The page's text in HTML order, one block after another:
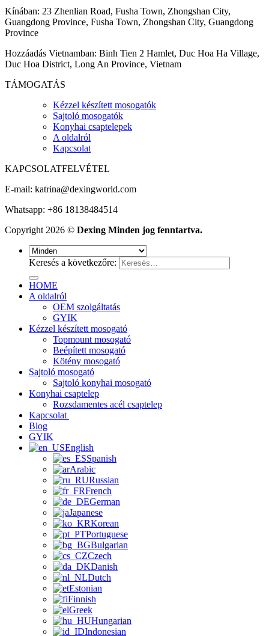
Kínában: 23 Zhenlian Road, Fusha Town, Zhongshan City,
Guangdong Province, Fusha Town, Zhongshan City, Guangdong
Province
Hozzáadás Vietnamban: Binh Tien 2 Hamlet, Duc Hoa Ha Village,
Duc Hoa District, Long An Province, Vietnam
TÁMOGATÁS
Kézzel készített mosogatók
Sajtoló mosogatók
Konyhai csaptelepek
A oldalról
Kapcsolat
KAPCSOLATFELVÉTEL
E-mail: katrina@dexingworld.com
Whatsapp: +86 18138484514
Copyright 2026 © Dexing Minden jog fenntartva.
Keresés a következőre:
HOME
A oldalról
OEM szolgáltatás
GYIK
Kézzel készített mosogató
Topmount mosogató
Beépített mosogató
Kötény mosogató
Sajtoló mosogató
Sajtoló konyhai mosogató
Konyhai csaptelep
Rozsdamentes acél csaptelep
Kapcsolat
Blog
GYIK
English
Spanish
Arabic
Russian
French
German
Japanese
Korean
Portuguese
Bulgarian
Czech
Danish
Dutch
Estonian
Finnish
Greek
Hungarian
Indonesian